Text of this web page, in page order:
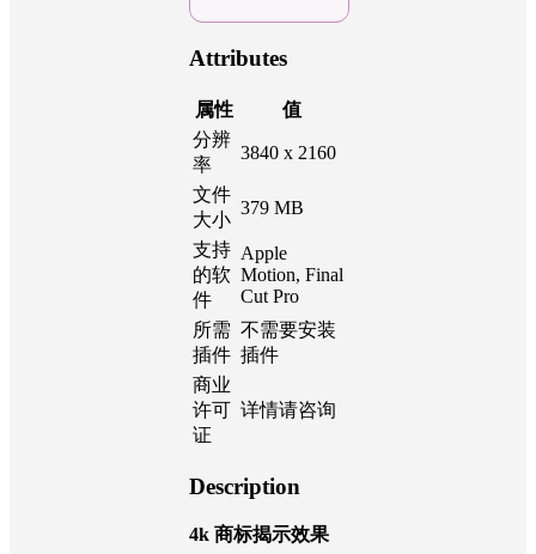
Attributes
属性
值
分辨
率
3840 x 2160
文件
大小
379 MB
支持
的软
件
Apple
Motion, Final
Cut Pro
所需
插件
不需要安装
插件
商业
许可
证
详情请咨询
Description
4k 商标揭示效果